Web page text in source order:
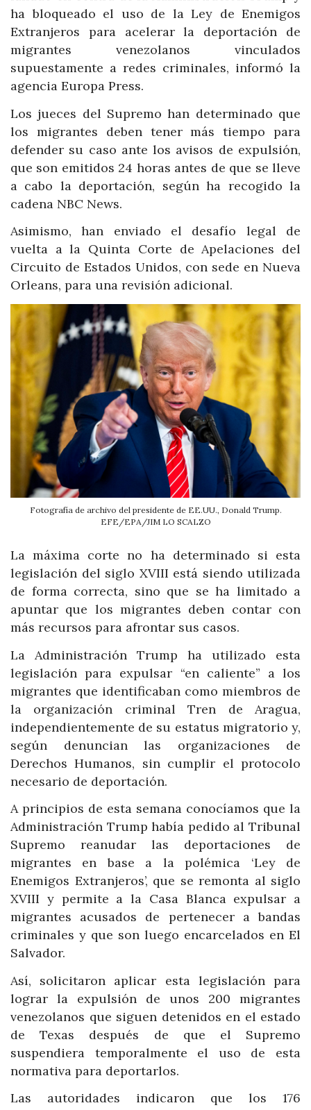
ha bloqueado el uso de la Ley de Enemigos
Extranjeros para acelerar la deportación de
migrantes venezolanos vinculados
supuestamente a redes criminales, informó la
agencia Europa Press.
Los jueces del Supremo han determinado que
los migrantes deben tener más tiempo para
defender su caso ante los avisos de expulsión,
que son emitidos 24 horas antes de que se lleve
a cabo la deportación, según ha recogido la
cadena NBC News.
Asimismo, han enviado el desafío legal de
vuelta a la Quinta Corte de Apelaciones del
Circuito de Estados Unidos, con sede en Nueva
Orleans, para una revisión adicional.
Fotografía de archivo del presidente de EE.UU., Donald Trump.
EFE/EPA/JIM LO SCALZO
La máxima corte no ha determinado si esta
legislación del siglo XVIII está siendo utilizada
de forma correcta, sino que se ha limitado a
apuntar que los migrantes deben contar con
más recursos para afrontar sus casos.
La Administración Trump ha utilizado esta
legislación para expulsar “en caliente” a los
migrantes que identificaban como miembros de
la organización criminal Tren de Aragua,
independientemente de su estatus migratorio y,
según denuncian las organizaciones de
Derechos Humanos, sin cumplir el protocolo
necesario de deportación.
A principios de esta semana conocíamos que la
Administración Trump había pedido al Tribunal
Supremo reanudar las deportaciones de
migrantes en base a la polémica ‘Ley de
Enemigos Extranjeros’, que se remonta al siglo
XVIII y permite a la Casa Blanca expulsar a
migrantes acusados de pertenecer a bandas
criminales y que son luego encarcelados en El
Salvador.
Así, solicitaron aplicar esta legislación para
lograr la expulsión de unos 200 migrantes
venezolanos que siguen detenidos en el estado
de Texas después de que el Supremo
suspendiera temporalmente el uso de esta
normativa para deportarlos.
Las autoridades indicaron que los 176